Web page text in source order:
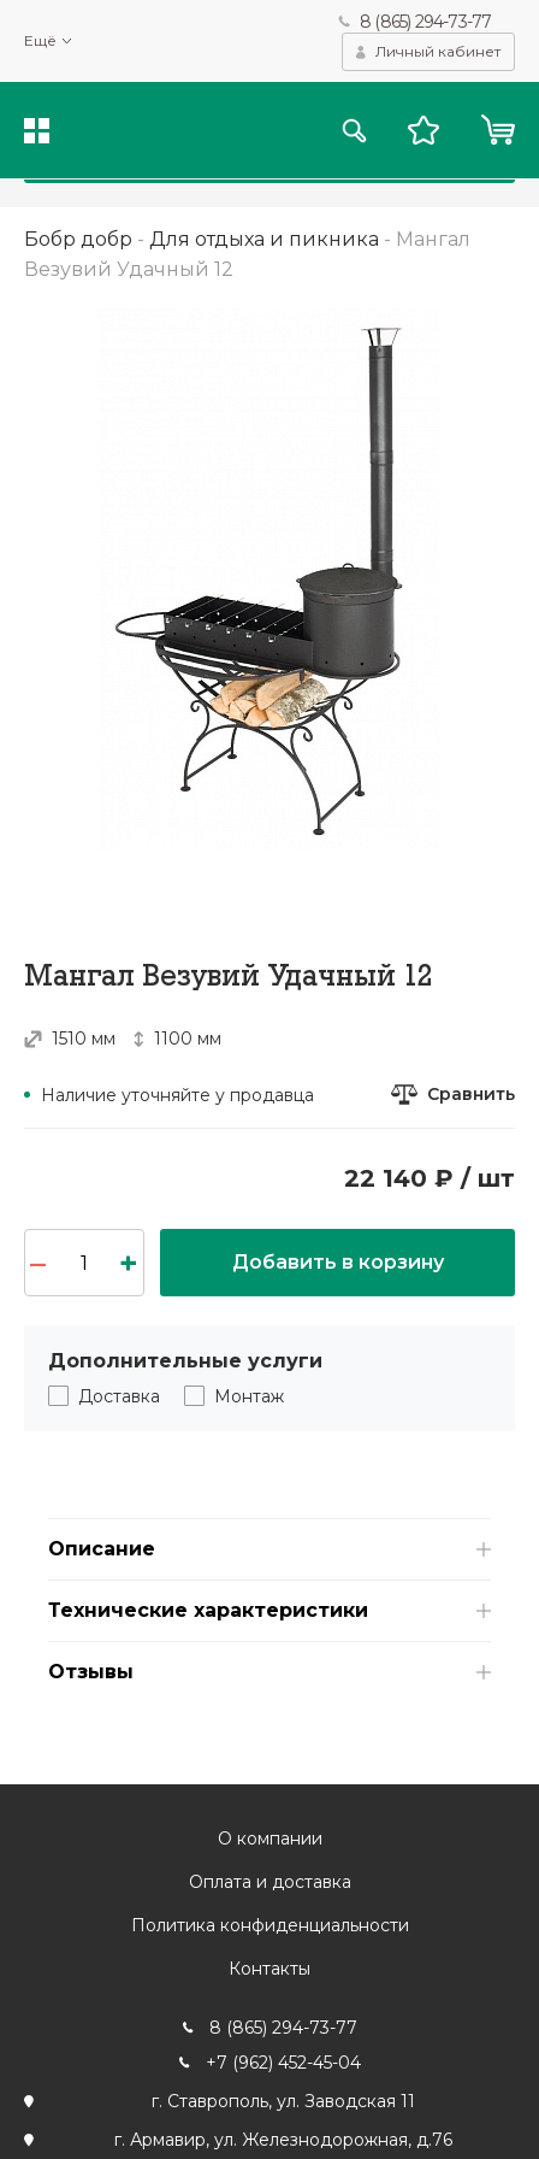
Ещё
8 (865) 294-73-77
Личный кабинет
Бобр добр - Для отдыха и пикника - Мангал
Везувий Удачный 12
Мангал Везувий Удачный 12
1510 мм 1100 мм
Наличие уточняйте у продавца Сравнить
22 140 ₽ / шт
Добавить в корзину
Дополнительные услуги
Доставка Монтаж
Описание
Технические характеристики
Отзывы
О компании
Оплата и доставка
Политика конфиденциальности
Контакты
8 (865) 294-73-77
+7 (962) 452-45-04
г. Ставрополь, ул. Заводская 11
г. Армавир, ул. Железнодорожная, д.76
Мы используем файлы cookie и другие подобные технологии
для получения данных с целью сбора статистики, повышения
качества рекомендаций и предоставления вам возможности
персонализированного просмотра.Подробнее